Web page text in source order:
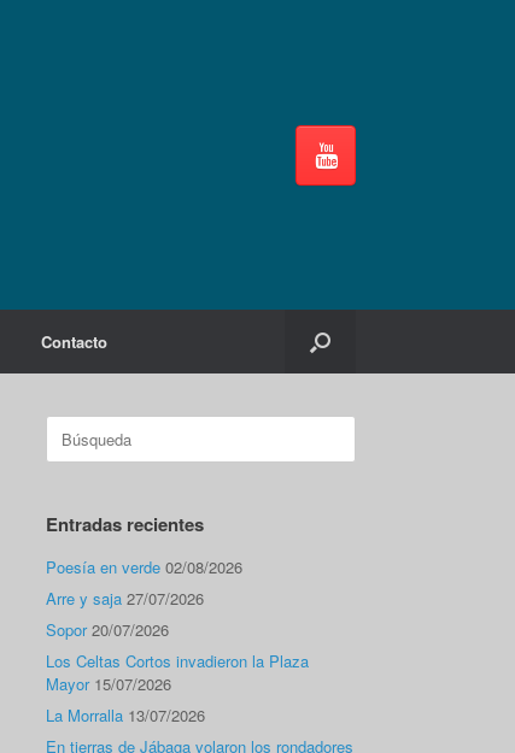
Contacto
Buscar:
Entradas recientes
Poesía en verde 02/08/2026
Arre y saja 27/07/2026
Sopor 20/07/2026
Los Celtas Cortos invadieron la Plaza
Mayor 15/07/2026
La Morralla 13/07/2026
En tierras de Jábaga volaron los rondadores